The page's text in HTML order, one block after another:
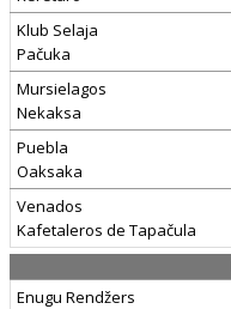
Klub Selaja
Pačuka
Mursielagos
Nekaksa
Puebla
Oaksaka
Venados
Kafetaleros de Tapačula
Enugu Rendžers